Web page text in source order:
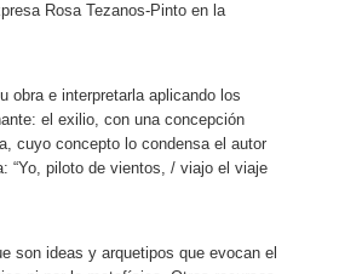
Rosa Tezanos-Pinto en la
obra e interpretarla aplicando los
el exilio, con una concepción
cuyo concepto lo condensa el autor
“Yo, piloto de vientos, / viajo el viaje
son ideas y arquetipos que evocan el